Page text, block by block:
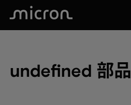
undefined 部品